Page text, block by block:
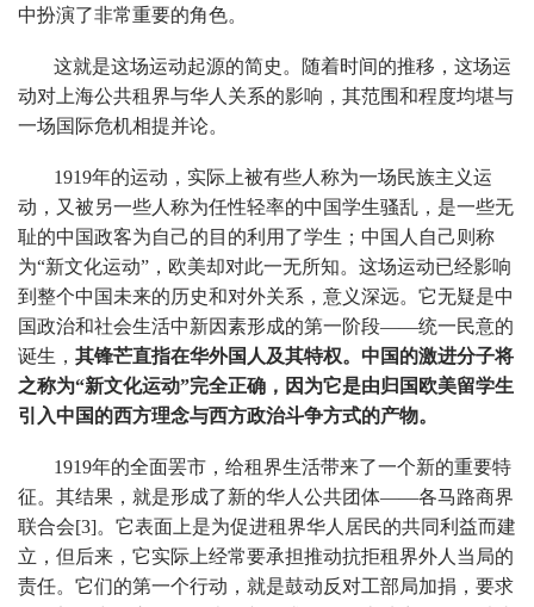
中扮演了非常重要的角色。
这就是这场运动起源的简史。随着时间的推移，这场运
动对上海公共租界与华人关系的影响，其范围和程度均堪与
一场国际危机相提并论。
1919年的运动，实际上被有些人称为一场民族主义运
动，又被另一些人称为任性轻率的中国学生骚乱，是一些无
耻的中国政客为自己的目的利用了学生；中国人自己则称
为“新文化运动”，欧美却对此一无所知。这场运动已经影响
到整个中国未来的历史和对外关系，意义深远。它无疑是中
国政治和社会生活中新因素形成的第一阶段——统一民意的
诞生， 其锋芒直指在华外国人及其特权。中国的激进分子将
之称为“新文化运动”完全正确，因为它是由归国欧美留学生
引入中国的西方理念与西方政治斗争方式的产物。
1919年的全面罢市，给租界生活带来了一个新的重要特
征。其结果，就是形成了新的华人公共团体——各马路商界
联合会[3]。它表面上是为促进租界华人居民的共同利益而建
立，但后来，它实际上经常要承担推动抗拒租界外人当局的
责任。它们的第一个行动，就是鼓动反对工部局加捐，要求